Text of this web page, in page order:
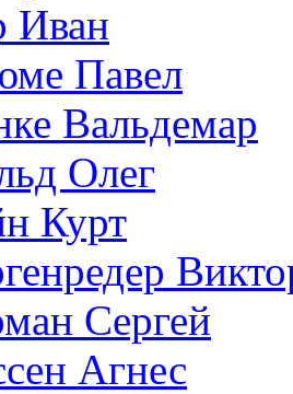
Иван
Павел
Вальдемар
Олег
Курт
Сергей
Агнес